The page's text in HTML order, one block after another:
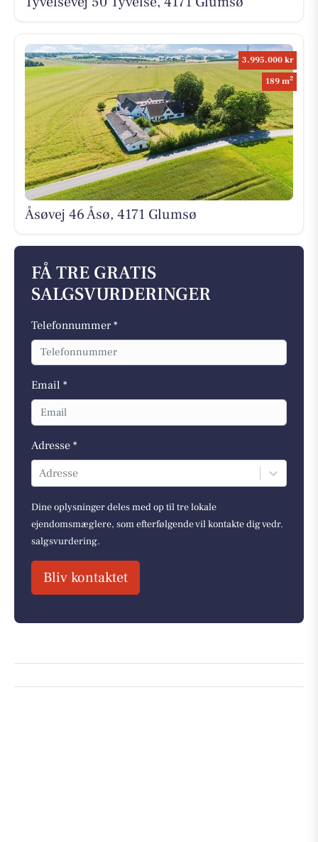
3.995.000 kr
189 m2
Åsøvej 46 Åsø, 4171 Glumsø
FÅ TRE GRATIS
SALGSVURDERINGER
Telefonnummer *
Email *
Adresse *
Adresse
Dine oplysninger deles med op til tre lokale
ejendomsmæglere, som efterfølgende vil kontakte dig vedr.
salgsvurdering.
Bliv kontaktet